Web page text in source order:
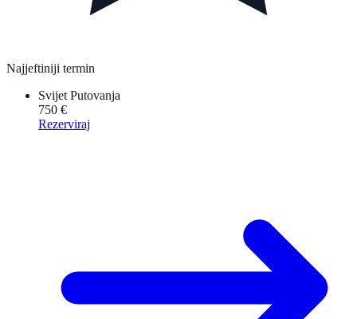
Najjeftiniji termin
Svijet Putovanja
750 €
Rezerviraj